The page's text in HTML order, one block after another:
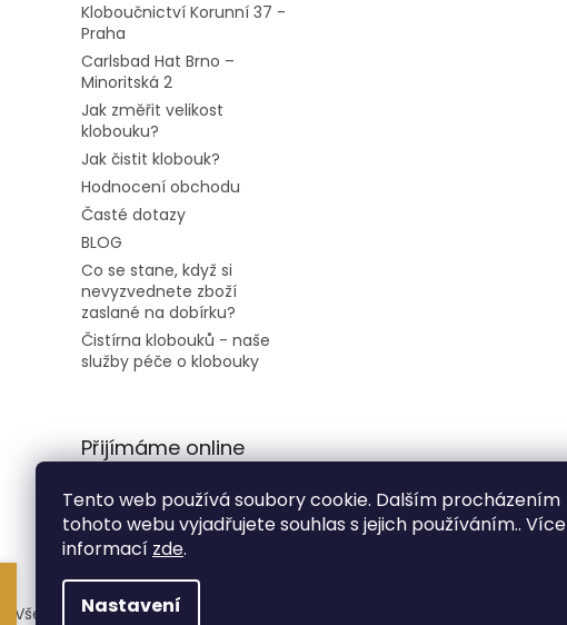
Tento web používá soubory cookie. Dalším procházením
tohoto webu vyjadřujete souhlas s jejich používáním.. Více
informací zde.
Nastavení
Kloboučnictví Korunní 37 -
Praha
Carlsbad Hat Brno –
Minoritská 2
Jak změřit velikost
klobouku?
Jak čistit klobouk?
Hodnocení obchodu
Časté dotazy
BLOG
Co se stane, když si
nevyzvednete zboží
zaslané na dobírku?
Čistírna klobouků - naše
služby péče o klobouky
Přijímáme online
platby
. Všechna práva vyhrazena.